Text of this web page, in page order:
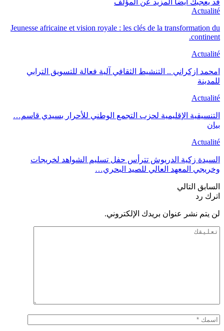
قد يعجبك ايضا المزيد عن المؤلف
Actualité
Jeunesse africaine et vision royale : les clés de la transformation du
continent.
Actualité
امحمد ازكراني .. التنشيط الثقافي آلية فعالة للتسويق الترابي
للمدينة
Actualité
التنسيقية الإقليمية لحزب التجمع الوطني للأحرار بسيدي قاسم…
بيان
Actualité
السيدة زكية الدريوش تترأس حفل تسليم الشواهد لخريجات
وخريجي المعهد العالي للصيد البحري…
السابق التالي
اترك رد
لن يتم نشر عنوان بريدك الإلكتروني.